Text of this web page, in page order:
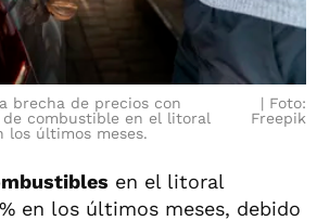
brecha de precios con
de combustible en el litoral
los últimos meses.
Foto:
Freepik
en el litoral
en los últimos meses, debido